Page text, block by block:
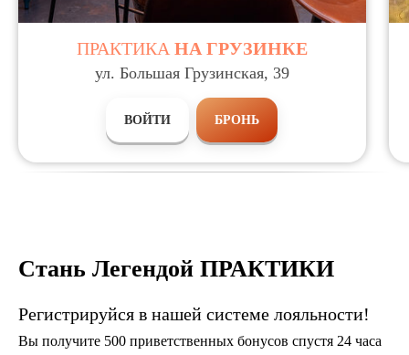
ПРАКТИКА НА ГРУЗИНКЕ
ул. Большая Грузинская, 39
ВОЙТИ БРОНЬ
Стань Легендой ПРАКТИКИ
Регистрируйся в нашей системе лояльности!
Вы получите 500 приветственных бонусов спустя 24 часа